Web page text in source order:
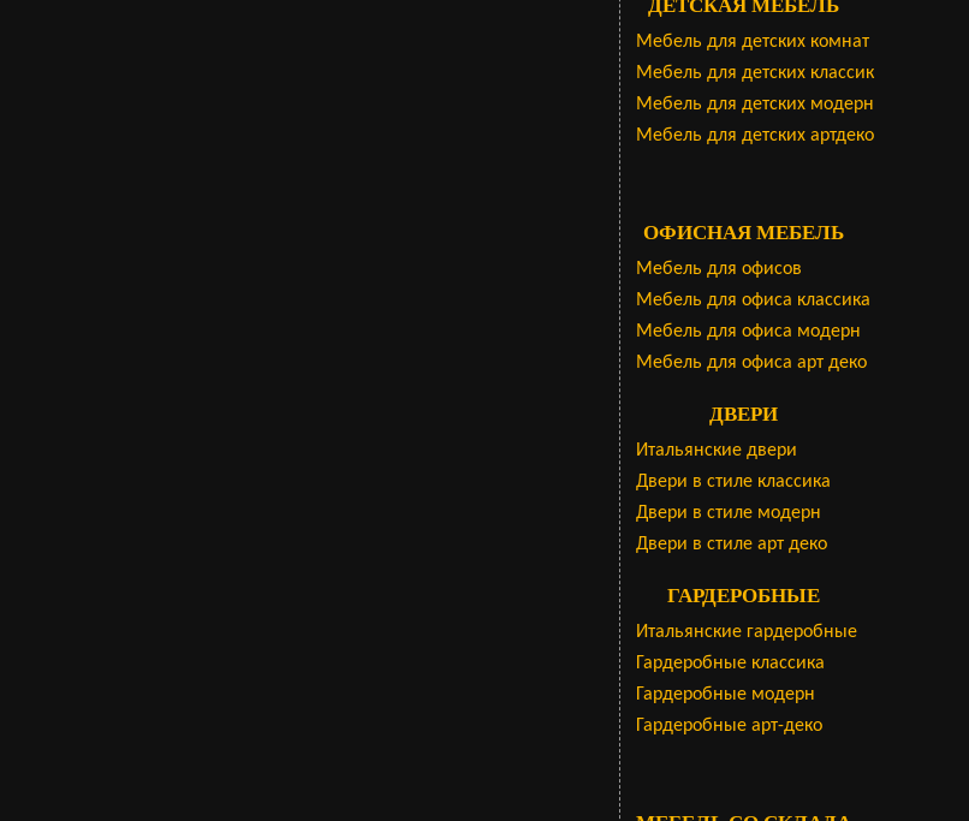
ДЕТСКАЯ МЕБЕЛЬ
Мебель для детских комнат
Мебель для детских классик
Мебель для детских модерн
Мебель для детских артдеко
ОФИСНАЯ МЕБЕЛЬ
Мебель для офисов
Мебель для офиса классика
Мебель для офиса модерн
Мебель для офиса арт деко
ДВЕРИ
Итальянские двери
Двери в стиле классика
Двери в стиле модерн
Двери в стиле арт деко
ГАРДЕРОБНЫЕ
Итальянские гардеробные
Гардеробные классика
Гардеробные модерн
Гардеробные арт-деко